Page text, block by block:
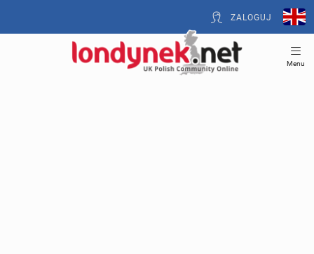
ZALOGUJ
Menu